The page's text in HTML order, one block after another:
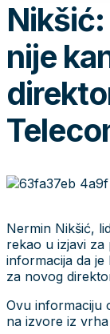
nije
Nermin Nikšić,
rekao u izjavi za
informacija da je
za novog
Ovu informaciju
na izvore iz